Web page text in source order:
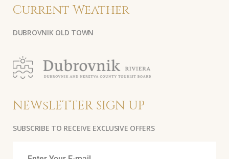
Current Weather
DUBROVNIK OLD TOWN
NEWsLETTER SIGN UP
SUBSCRIBE TO RECEIVE EXCLUSIVE OFFERS